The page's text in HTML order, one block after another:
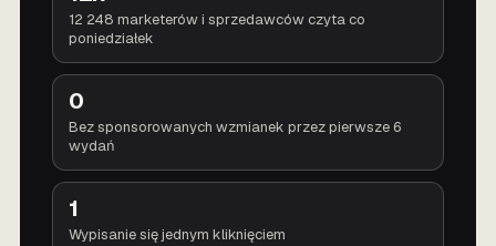
12 248 marketerów i sprzedawców czyta co
poniedziałek
0
Bez sponsorowanych wzmianek przez pierwsze 6
wydań
1
Wypisanie się jednym kliknięciem